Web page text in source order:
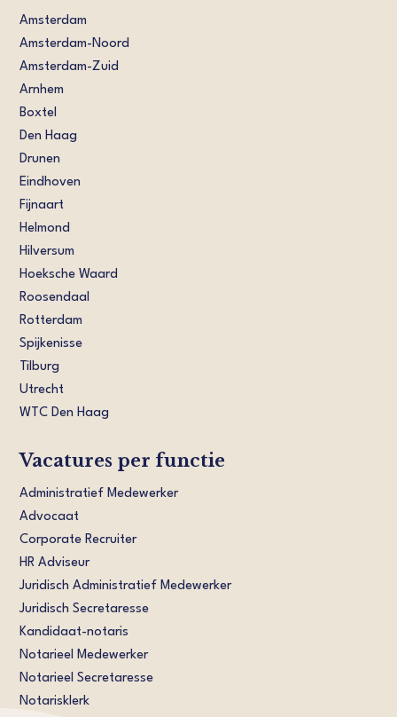
Amsterdam
Amsterdam-Noord
Amsterdam-Zuid
Arnhem
Boxtel
Den Haag
Drunen
Eindhoven
Fijnaart
Helmond
Hilversum
Hoeksche Waard
Roosendaal
Rotterdam
Spijkenisse
Tilburg
Utrecht
WTC Den Haag
Vacatures per functie
Administratief Medewerker
Advocaat
Corporate Recruiter
HR Adviseur
Juridisch Administratief Medewerker
Juridisch Secretaresse
Kandidaat-notaris
Notarieel Medewerker
Notarieel Secretaresse
Notarisklerk